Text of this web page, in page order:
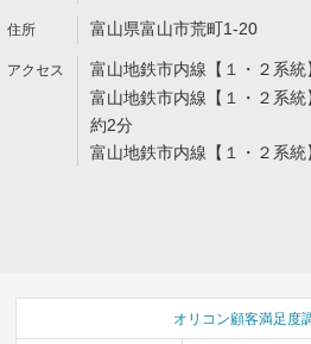
富山県富山市荒町1-20
富山地鉄市内線【１・２系
富山地鉄市内線【１・２系
約2分
富山地鉄市内線【１・２系
オリコン顧客満足度